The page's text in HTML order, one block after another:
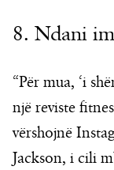
8. Ndani
“Për mua, ‘i
një reviste
vërshojnë
Jackson, i cili